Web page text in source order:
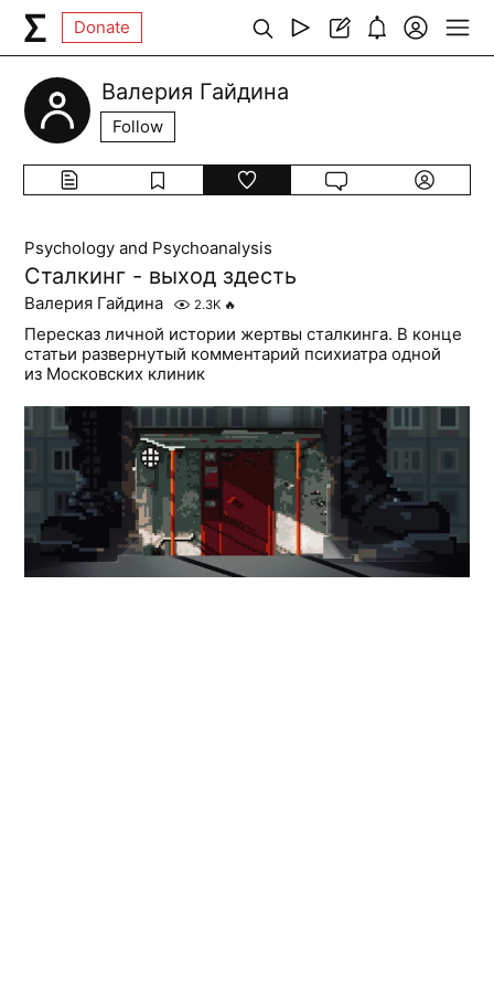
Donate
Валерия Гайдина
Follow
Psychology and Psychoanalysis
Сталкинг - выход здесть
Валерия Гайдина 2.3K 🔥
Пересказ личной истории жертвы сталкинга. В конце
статьи развернутый комментарий психиатра одной
из Московских клиник